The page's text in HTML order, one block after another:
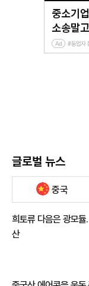
글로벌 뉴스
중국
희토류 다음은 광모
산